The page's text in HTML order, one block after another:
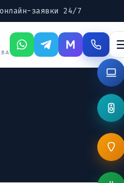
заявки 24/7